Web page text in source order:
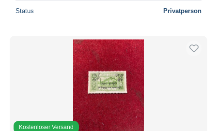
Status Privatperson
Kostenloser Versand